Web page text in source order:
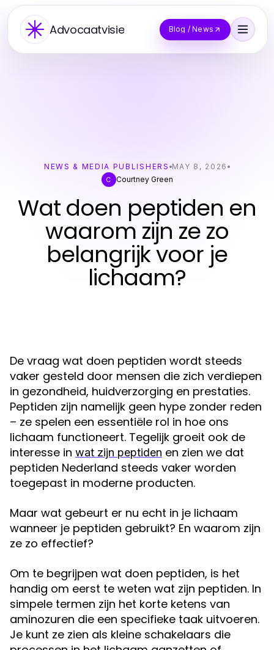
Advocaatvisie Blog / News
NEWS & MEDIA PUBLISHERS MAY 8, 2026
C Courtney Green
Wat doen peptiden en
waarom zijn ze zo
belangrijk voor je
lichaam?
De vraag wat doen peptiden wordt steeds
vaker gesteld door mensen die zich verdiepen
in gezondheid, huidverzorging en prestaties.
Peptiden zijn namelijk geen hype zonder reden
– ze spelen een essentiële rol in hoe ons
lichaam functioneert. Tegelijk groeit ook de
interesse in wat zijn peptiden en zien we dat
peptiden Nederland steeds vaker worden
toegepast in moderne producten.
Maar wat gebeurt er nu echt in je lichaam
wanneer je peptiden gebruikt? En waarom zijn
ze zo effectief?
Om te begrijpen wat doen peptiden, is het
handig om eerst te weten wat zijn peptiden. In
simpele termen zijn het korte ketens van
aminozuren die een specifieke taak uitvoeren.
Je kunt ze zien als kleine schakelaars die